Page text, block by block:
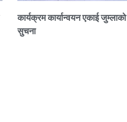
कार्यक्रम कार्यान्वयन एकाई जुम्लाको
सुचना